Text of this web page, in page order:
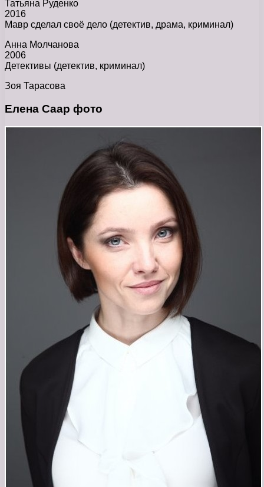
Татьяна Руденко
2016
Мавр сделал своё дело (детектив, драма, криминал)
Анна Молчанова
2006
Детективы (детектив, криминал)
Зоя Тарасова
Елена Саар фото